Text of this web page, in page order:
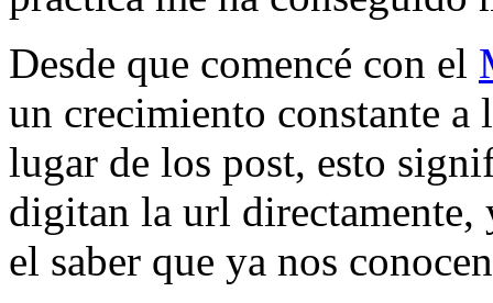
Desde que comencé con el
un crecimiento constante a
lugar de los post, esto
digitan la url directamente,
el saber que ya nos